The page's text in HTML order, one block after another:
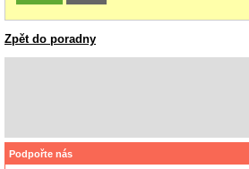
Zpět do poradny
Podpořte nás